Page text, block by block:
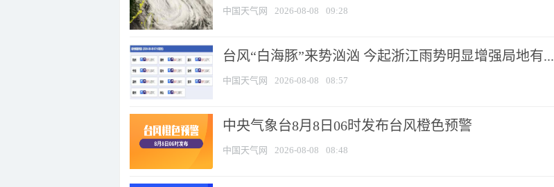
中国天气网 2026-08-08 09:28
台风“白海豚”来势汹汹 今起浙江雨势明显增强局地有...
中国天气网 2026-08-08 08:57
中央气象台8月8日06时发布台风橙色预警
中国天气网 2026-08-08 08:48